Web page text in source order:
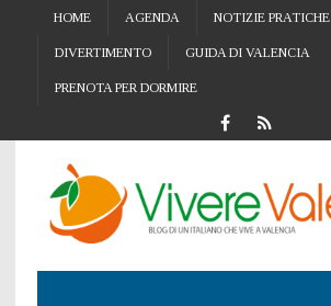
HOME AGENDA NOTIZIE PRATICHE
DIVERTIMENTO GUIDA DI VALENCIA
PRENOTA PER DORMIRE